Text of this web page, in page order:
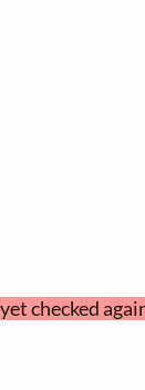
checked